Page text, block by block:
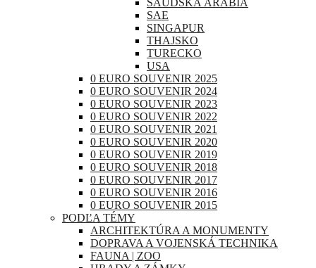
SAUDSKÁ ARÁBIA
SAE
SINGAPUR
THAJSKO
TURECKO
USA
0 EURO SOUVENIR 2025
0 EURO SOUVENIR 2024
0 EURO SOUVENIR 2023
0 EURO SOUVENIR 2022
0 EURO SOUVENIR 2021
0 EURO SOUVENIR 2020
0 EURO SOUVENIR 2019
0 EURO SOUVENIR 2018
0 EURO SOUVENIR 2017
0 EURO SOUVENIR 2016
0 EURO SOUVENIR 2015
PODĽA TÉMY
ARCHITEKTÚRA A MONUMENTY
DOPRAVA A VOJENSKÁ TECHNIKA
FAUNA | ZOO